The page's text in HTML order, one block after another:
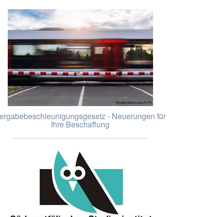
- Neuerungen für
Ihre Beschaffung